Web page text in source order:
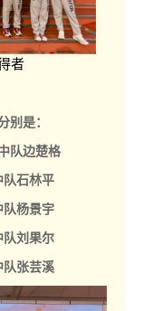
者
别是：
队边楚格
队石林平
队杨景宇
队刘果尔
队张芸溪